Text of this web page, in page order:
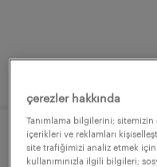
kalite mühendisi
çerezler hakkında
Tanımlama bilgilerini; sitemizin
içerikleri ve reklamları
site trafiğimizi analiz etmek için
kullanımınızla ilgili bilgileri;